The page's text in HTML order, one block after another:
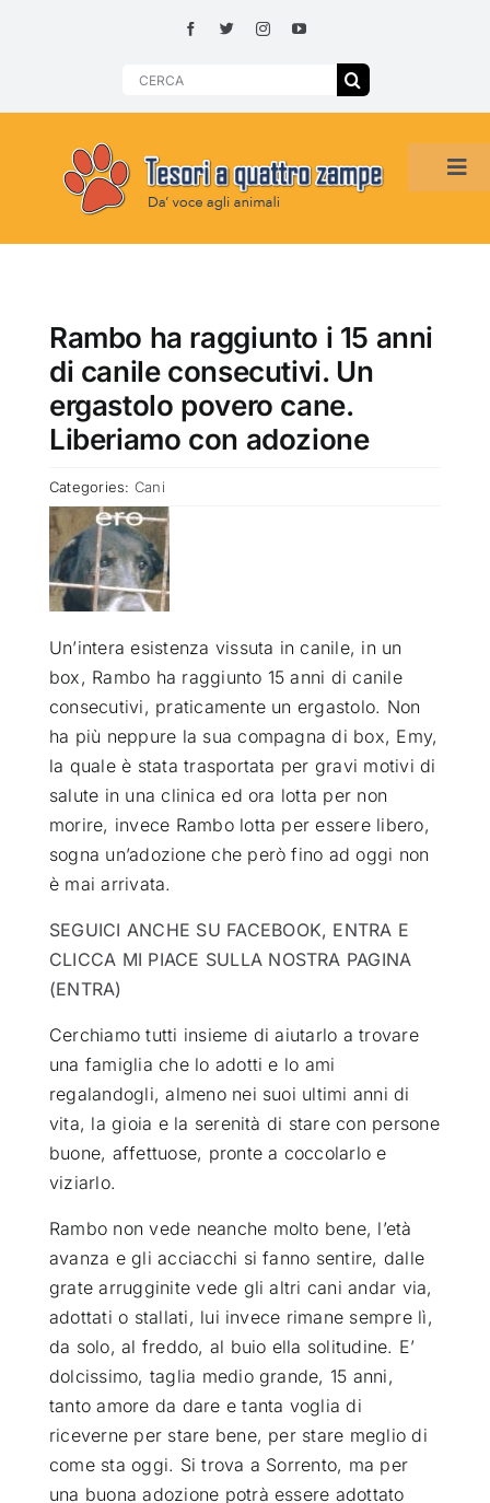
Search
HOME
SMARRITI O DA ADOTTARE
ATTUALITÀ
VIDEO
CHI SIAMO
SEMPRE CON ME
Rambo ha raggiunto i 15 anni
di canile consecutivi. Un
ergastolo povero cane.
Liberiamo con adozione
Categories: Cani
Un’intera esistenza vissuta in canile, in un
box, Rambo ha raggiunto 15 anni di canile
consecutivi, praticamente un ergastolo. Non
ha più neppure la sua compagna di box, Emy,
la quale è stata trasportata per gravi motivi di
salute in una clinica ed ora lotta per non
morire, invece Rambo lotta per essere libero,
sogna un’adozione che però fino ad oggi non
è mai arrivata.
SEGUICI ANCHE SU FACEBOOK, ENTRA E
CLICCA MI PIACE SULLA NOSTRA PAGINA
(ENTRA)
Cerchiamo tutti insieme di aiutarlo a trovare
una famiglia che lo adotti e lo ami
regalandogli, almeno nei suoi ultimi anni di
vita, la gioia e la serenità di stare con persone
buone, affettuose, pronte a coccolarlo e
viziarlo.
Rambo non vede neanche molto bene, l’età
avanza e gli acciacchi si fanno sentire, dalle
grate arrugginite vede gli altri cani andar via,
adottati o stallati, lui invece rimane sempre lì,
da solo, al freddo, al buio ella solitudine. E’
dolcissimo, taglia medio grande, 15 anni,
tanto amore da dare e tanta voglia di
riceverne per stare bene, per stare meglio di
come sta oggi. Si trova a Sorrento, ma per
una buona adozione potrà essere adottato